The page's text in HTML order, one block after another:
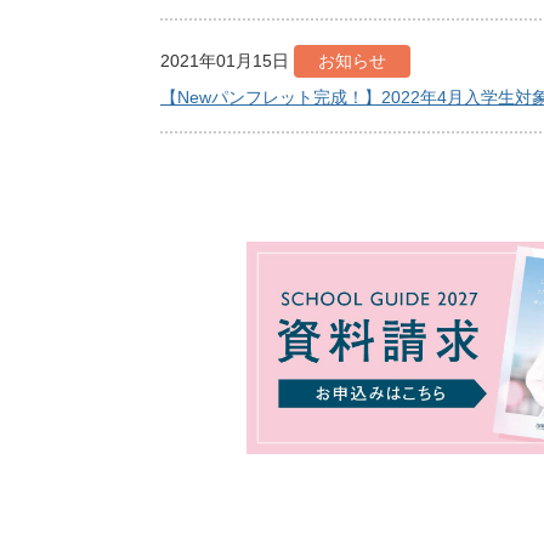
2021年01月15日
お知らせ
【Newパンフレット完成！】2022年4月入学生対